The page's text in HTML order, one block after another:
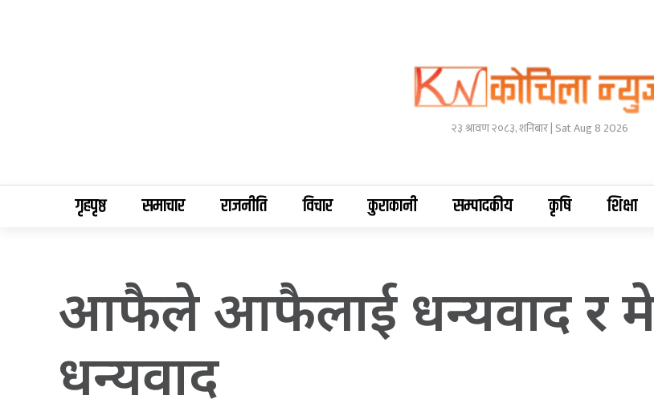
२३ श्रावण २०८३, शनिबार | Sat Aug 8 2026
गृहपृष्ठ समाचार राजनीति विचार कुराकानी सम्पादकीय कृषि शिक्षा
आफैले आफैलाई धन्यवाद र
धन्यवाद